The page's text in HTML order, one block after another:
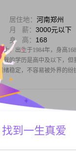
居住地： 河南郑州
月 薪： 3000元以下
身 高： 168
，出生于1984年，身高
我的学历是高中及以下，
绪稳定，不容易被外界的纷
月 薪：20001-50000
到一生真爱